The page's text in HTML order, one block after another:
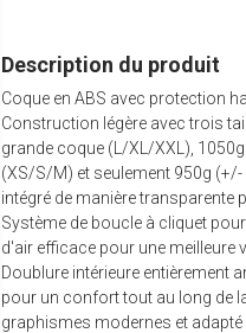
Description du produit
Coque en ABS avec protection
Construction légère avec trois
grande coque (L/XL/XXL),
(XS/S/M) et seulement 950g
intégré de manière transparente
Système de boucle à cliquet
d'air efficace pour une meilleure
Doublure intérieure entièrement
pour un confort tout au long de
graphismes modernes et